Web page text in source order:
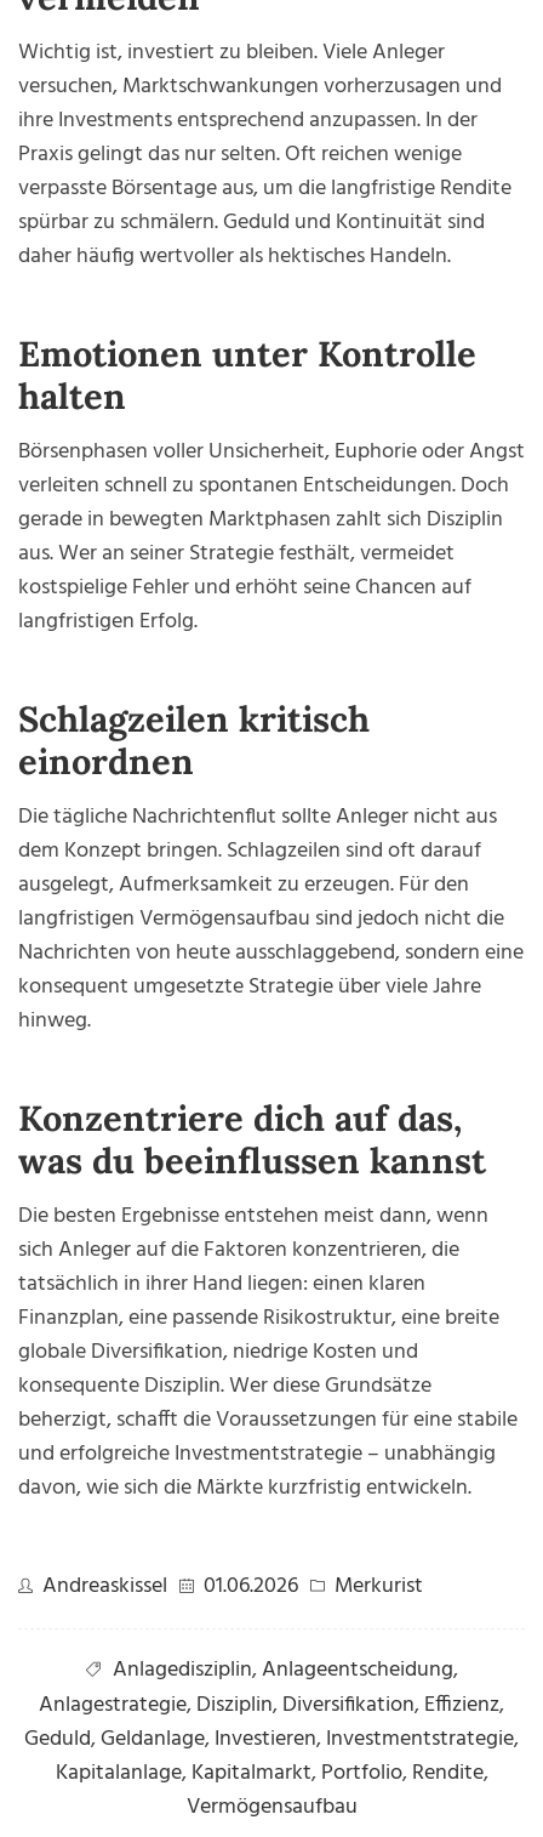
Wichtig ist, investiert zu bleiben. Viele Anleger
versuchen, Marktschwankungen vorherzusagen und
ihre Investments entsprechend anzupassen. In der
Praxis gelingt das nur selten. Oft reichen wenige
verpasste Börsentage aus, um die langfristige Rendite
spürbar zu schmälern. Geduld und Kontinuität sind
daher häufig wertvoller als hektisches Handeln.
Emotionen unter Kontrolle
halten
Börsenphasen voller Unsicherheit, Euphorie oder Angst
verleiten schnell zu spontanen Entscheidungen. Doch
gerade in bewegten Marktphasen zahlt sich Disziplin
aus. Wer an seiner Strategie festhält, vermeidet
kostspielige Fehler und erhöht seine Chancen auf
langfristigen Erfolg.
Schlagzeilen kritisch
einordnen
Die tägliche Nachrichtenflut sollte Anleger nicht aus
dem Konzept bringen. Schlagzeilen sind oft darauf
ausgelegt, Aufmerksamkeit zu erzeugen. Für den
langfristigen Vermögensaufbau sind jedoch nicht die
Nachrichten von heute ausschlaggebend, sondern eine
konsequent umgesetzte Strategie über viele Jahre
hinweg.
Konzentriere dich auf das,
was du beeinflussen kannst
Die besten Ergebnisse entstehen meist dann, wenn
sich Anleger auf die Faktoren konzentrieren, die
tatsächlich in ihrer Hand liegen: einen klaren
Finanzplan, eine passende Risikostruktur, eine breite
globale Diversifikation, niedrige Kosten und
konsequente Disziplin. Wer diese Grundsätze
beherzigt, schafft die Voraussetzungen für eine stabile
und erfolgreiche Investmentstrategie – unabhängig
davon, wie sich die Märkte kurzfristig entwickeln.
Andreaskissel 01.06.2026 Merkurist
Anlagedisziplin,Anlageentscheidung,
Anlagestrategie,Disziplin,Diversifikation,Effizienz,
Geduld,Geldanlage,Investieren,Investmentstrategie,
Kapitalanlage,Kapitalmarkt,Portfolio,Rendite,
Vermögensaufbau